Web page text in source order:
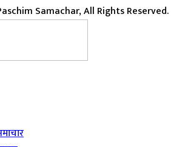
Samachar, All Rights Reserved.